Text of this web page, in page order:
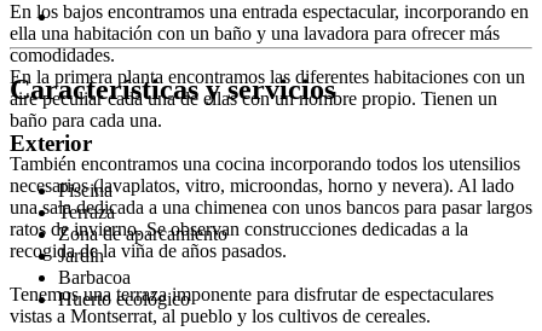
En los bajos encontramos una entrada espectacular, incorporando en
ella una habitación con un baño y una lavadora para ofrecer más
comodidades.
En la primera planta encontramos las diferentes habitaciones con un
aire peculiar cada una de ellas con un nombre propio. Tienen un
baño para cada una.
También encontramos una cocina incorporando todos los utensilios
necesarios (lavaplatos, vitro, microondas, horno y nevera). Al lado
una sala dedicada a una chimenea con unos bancos para pasar largos
ratos de invierno. Se observan construcciones dedicadas a la
recogida de la viña de años pasados.
Tenemos una terraza imponente para disfrutar de espectaculares
vistas a Montserrat, al pueblo y los cultivos de cereales.
Características y servicios
Exterior
Piscina
Terraza
Zona de aparcamiento
Jardín
Barbacoa
Huerto ecológico